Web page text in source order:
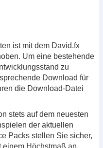
ist mit dem David.fx
Um eine bestehende
zu
Download für
die Download-Datei
stets auf dem neuesten
der aktuellen
Packs stellen Sie sicher,